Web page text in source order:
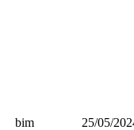
bim 25/05/